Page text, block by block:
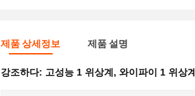
제품 상세정보 제품 설명
강조하다: 고성능 1 위상계 , 와이파이 1 위상계